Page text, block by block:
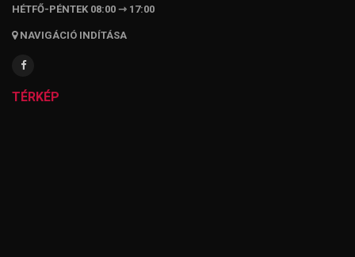
HÉTFŐ-PÉNTEK 08:00 ⇾ 17:00
NAVIGÁCIÓ INDÍTÁSA
TÉRKÉP